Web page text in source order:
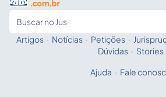
Fale com a IA
Artigos · Notícias · Petições ·
Dúvidas · Stories
Ajuda · Fale